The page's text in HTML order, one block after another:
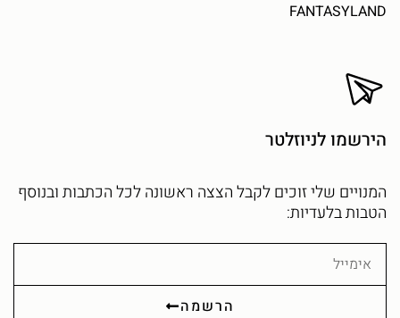
FANTASYLAND
הירשמו לניוזלטר
המנויים שלי זוכים לקבל הצצה ראשונה לכל הכתבות ובנוסף
הטבות בלעדיות:
אימייל
הרשמה